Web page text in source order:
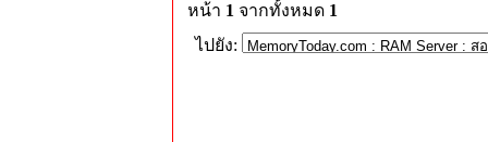
หน้า 1 จากทั้งหมด 1
ไปยัง: